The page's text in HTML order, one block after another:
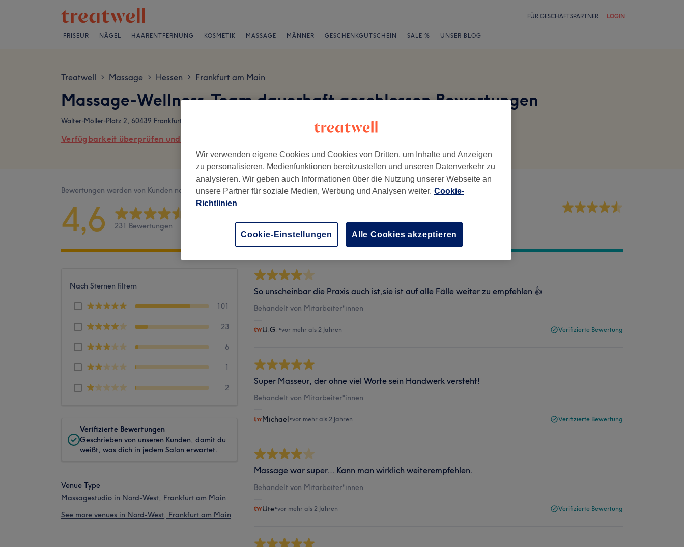
FÜR GESCHÄFTSPARTNER LOGIN
FRISEUR NÄGEL HAARENTFERNUNG KOSMETIK MASSAGE MÄNNER GESCHENKGUTSCHEIN SALE % UNSER BLOG
Treatwell > Massage > Hessen > Frankfurt am Main
Massage-Wellness-Team dauerhaft geschlossen Bewertungen
Walter-Möller-Platz 2, 60439 Frankfurt am Main
Verfügbarkeit überprüfen und online buchen
Bewertungen werden von Kunden nach ihrem Besuch geschrieben.
4,6 231 Bewertungen Sauberkeit
Nach Sternen filtern
101
23
6
1
2
Verifizierte Bewertungen
Geschrieben von unseren Kunden, damit du
weißt, was dich in jedem Salon erwartet.
Venue Type
Massagestudio in Nord-West, Frankfurt am Main
See more venues in Nord-West, Frankfurt am Main
So unscheinbar die Praxis auch ist,sie ist auf alle Fälle weiter zu empfehlen 👍
Behandelt von Mitarbeiter*innen
U.G. •vor mehr als 2 Jahren Verifizierte Bewertung
Super Masseur, der ohne viel Worte sein Handwerk versteht!
Behandelt von Mitarbeiter*innen
Michael•vor mehr als 2 Jahren Verifizierte Bewertung
Massage war super... Kann man wirklich weiterempfehlen.
Behandelt von Mitarbeiter*innen
Ute•vor mehr als 2 Jahren Verifizierte Bewertung
Wir verwenden eigene Cookies und Cookies von Dritten, um Inhalte und Anzeigen
zu personalisieren, Medienfunktionen bereitzustellen und unseren Datenverkehr zu
analysieren. Wir geben auch Informationen über die Nutzung unserer Webseite an
unsere Partner für soziale Medien, Werbung und Analysen weiter. Cookie-
Richtlinien
Cookie-Einstellungen Alle Cookies akzeptieren